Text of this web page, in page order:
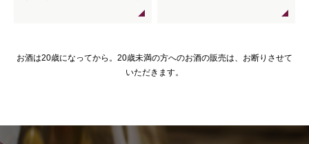
お酒は20歳になってから。20歳未満の方へのお酒の販売は、お断りさせて
いただきます。